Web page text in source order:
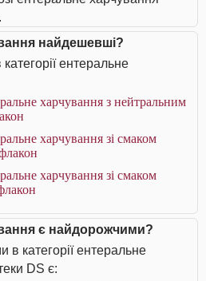
найдешевші?
ентеральне
харчування з нейтральним
харчування зі смаком
харчування зі смаком
є найдорожчими?
категорії ентеральне
DS є: